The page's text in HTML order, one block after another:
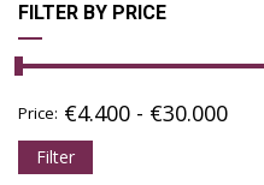
FILTER BY PRICE
Price: €4.400 - €30.000
Filter